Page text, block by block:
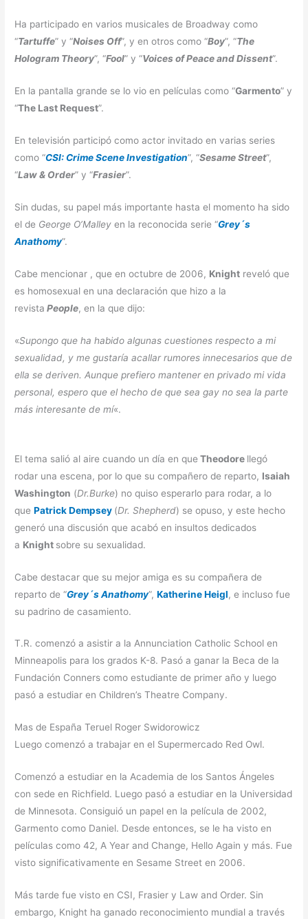
Ha participado en varios musicales de Broadway como
“Tartuffe” y “Noises Off”, y en otros como “Boy”, “The
Hologram Theory”, “Fool” y “Voices of Peace and Dissent”.
En la pantalla grande se lo vio en películas como “Garmento” y
“The Last Request”.
En televisión participó como actor invitado en varias series
como “CSI: Crime Scene Investigation”, “Sesame Street”,
“Law & Order” y “Frasier”.
Sin dudas, su papel más importante hasta el momento ha sido
el de George O’Malleyen la reconocida serie “Grey´s
Anathomy”.
Cabe mencionar , que en octubre de 2006, Knight reveló que
es homosexual en una declaración que hizo a la
revista People, en la que dijo:
«Supongo que ha habido algunas cuestiones respecto a mi
sexualidad, y me gustaría acallar rumores innecesarios que de
ella se deriven. Aunque prefiero mantener en privado mi vida
personal, espero que el hecho de que sea gay no sea la parte
más interesante de mí«.
El tema salió al aire cuando un día en que Theodore llegó
rodar una escena, por lo que su compañero de reparto, Isaiah
Washington (Dr.Burke) no quiso esperarlo para rodar, a lo
quePatrick Dempsey (Dr. Shepherd) se opuso, y este hecho
generó una discusión que acabó en insultos dedicados
a Knight sobre su sexualidad.
Cabe destacar que su mejor amiga es su compañera de
reparto de “Grey´s Anathomy”,Katherine Heigl, e incluso fue
su padrino de casamiento.
T.R. comenzó a asistir a la Annunciation Catholic School en
Minneapolis para los grados K-8. Pasó a ganar la Beca de la
Fundación Conners como estudiante de primer año y luego
pasó a estudiar en Children’s Theatre Company.
Mas de España Teruel Roger Swidorowicz
Luego comenzó a trabajar en el Supermercado Red Owl.
Comenzó a estudiar en la Academia de los Santos Ángeles
con sede en Richfield. Luego pasó a estudiar en la Universidad
de Minnesota. Consiguió un papel en la película de 2002,
Garmento como Daniel. Desde entonces, se le ha visto en
películas como 42, A Year and Change, Hello Again y más. Fue
visto significativamente en Sesame Street en 2006.
Más tarde fue visto en CSI, Frasier y Law and Order. Sin
embargo, Knight ha ganado reconocimiento mundial a través